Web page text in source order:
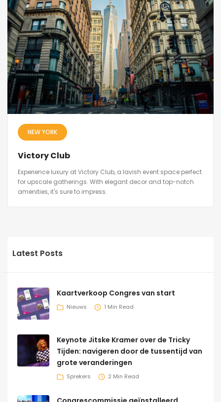
NEW YORK
Victory Club
Experience luxury at Victory Club, a lavish event space perfect
for upscale gatherings. With elegant decor and top-notch
amenities, it's sure to impress.
Latest Posts
Kaartverkoop Congres van start
Nieuws 1 Min Read
Keynote Jitske Kramer over de Tricky
Tijden: navigeren door de tussentijd van
grote veranderingen
Sprekers 2 Min Read